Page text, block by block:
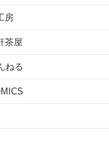
房
茶屋
ねる